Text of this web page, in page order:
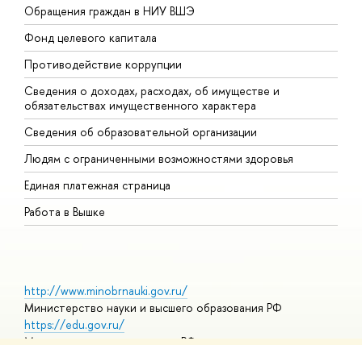
Обращения граждан в НИУ ВШЭ
Фонд целевого капитала
Противодействие коррупции
Сведения о доходах, расходах, об имуществе и
обязательствах имущественного характера
Сведения об образовательной организации
Людям с ограниченными возможностями здоровья
Единая платежная страница
Работа в Вышке
http://www.minobrnauki.gov.ru/
Министерство науки и высшего образования РФ
https://edu.gov.ru/
Министерство просвещения РФ